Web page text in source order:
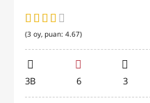
(3 oy, puan: 4.67)
3B 6 3